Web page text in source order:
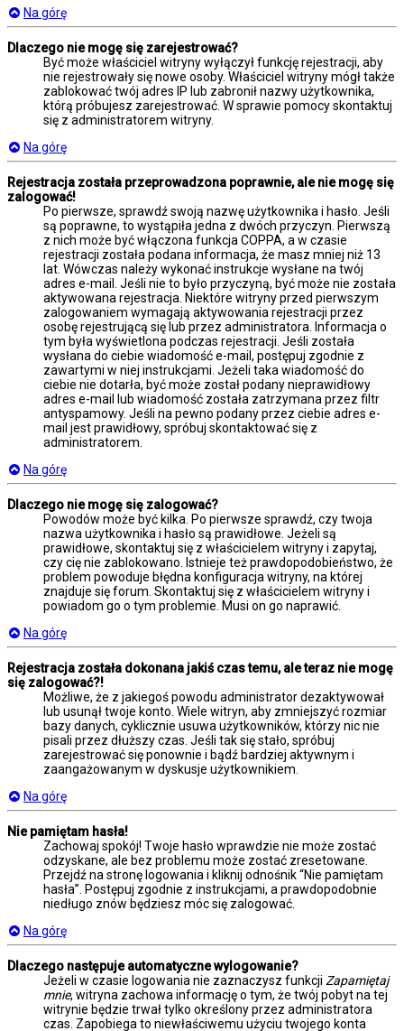
Na górę
Dlaczego nie mogę się zarejestrować?
Być może właściciel witryny wyłączył funkcję rejestracji, aby
nie rejestrowały się nowe osoby. Właściciel witryny mógł także
zablokować twój adres IP lub zabronił nazwy użytkownika,
którą próbujesz zarejestrować. W sprawie pomocy skontaktuj
się z administratorem witryny.
Na górę
Rejestracja została przeprowadzona poprawnie, ale nie mogę się
zalogować!
Po pierwsze, sprawdź swoją nazwę użytkownika i hasło. Jeśli
są poprawne, to wystąpiła jedna z dwóch przyczyn. Pierwszą
z nich może być włączona funkcja COPPA, a w czasie
rejestracji została podana informacja, że masz mniej niż 13
lat. Wówczas należy wykonać instrukcje wysłane na twój
adres e-mail. Jeśli nie to było przyczyną, być może nie została
aktywowana rejestracja. Niektóre witryny przed pierwszym
zalogowaniem wymagają aktywowania rejestracji przez
osobę rejestrującą się lub przez administratora. Informacja o
tym była wyświetlona podczas rejestracji. Jeśli została
wysłana do ciebie wiadomość e-mail, postępuj zgodnie z
zawartymi w niej instrukcjami. Jeżeli taka wiadomość do
ciebie nie dotarła, być może został podany nieprawidłowy
adres e-mail lub wiadomość została zatrzymana przez filtr
antyspamowy. Jeśli na pewno podany przez ciebie adres e-
mail jest prawidłowy, spróbuj skontaktować się z
administratorem.
Na górę
Dlaczego nie mogę się zalogować?
Powodów może być kilka. Po pierwsze sprawdź, czy twoja
nazwa użytkownika i hasło są prawidłowe. Jeżeli są
prawidłowe, skontaktuj się z właścicielem witryny i zapytaj,
czy cię nie zablokowano. Istnieje też prawdopodobieństwo, że
problem powoduje błędna konfiguracja witryny, na której
znajduje się forum. Skontaktuj się z właścicielem witryny i
powiadom go o tym problemie. Musi on go naprawić.
Na górę
Rejestracja została dokonana jakiś czas temu, ale teraz nie mogę
się zalogować?!
Możliwe, że z jakiegoś powodu administrator dezaktywował
lub usunął twoje konto. Wiele witryn, aby zmniejszyć rozmiar
bazy danych, cyklicznie usuwa użytkowników, którzy nic nie
pisali przez dłuższy czas. Jeśli tak się stało, spróbuj
zarejestrować się ponownie i bądź bardziej aktywnym i
zaangażowanym w dyskusje użytkownikiem.
Na górę
Nie pamiętam hasła!
Zachowaj spokój! Twoje hasło wprawdzie nie może zostać
odzyskane, ale bez problemu może zostać zresetowane.
Przejdź na stronę logowania i kliknij odnośnik “Nie pamiętam
hasła”. Postępuj zgodnie z instrukcjami, a prawdopodobnie
niedługo znów będziesz móc się zalogować.
Na górę
Dlaczego następuje automatyczne wylogowanie?
Jeżeli w czasie logowania nie zaznaczysz funkcji Zapamiętaj
mnie, witryna zachowa informację o tym, że twój pobyt na tej
witrynie będzie trwał tylko określony przez administratora
czas. Zapobiega to niewłaściwemu użyciu twojego konta